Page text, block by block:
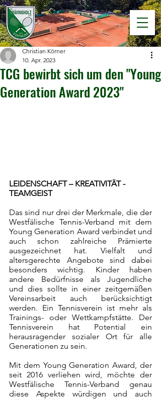
TCG bewirbt sich um den "Young
Generation Award 2023"
Christian Körner
10. Apr. 2023
LEIDENSCHAFT – KREATIVITÄT -
TEAMGEIST
Das sind nur drei der Merkmale, die der
Westfälische Tennis-Verband mit dem
Young Generation Award verbindet und
auch schon zahlreiche Prämierte
ausgezeichnet hat. Vielfalt und
altersgerechte Angebote sind dabei
besonders wichtig. Kinder haben
andere Bedürfnisse als Jugendliche
und dies sollte in einer zeitgemäßen
Vereinsarbeit auch berücksichtigt
werden. Ein Tennisverein ist mehr als
Trainings- oder Wettkampfstätte. Der
Tennisverein hat Potential ein
herausragender sozialer Ort für alle
Generationen zu sein.
Mit dem Young Generation Award, der
seit 2016 verliehen wird, möchte der
Westfälische Tennis-Verband genau
diese Aspekte würdigen und auch